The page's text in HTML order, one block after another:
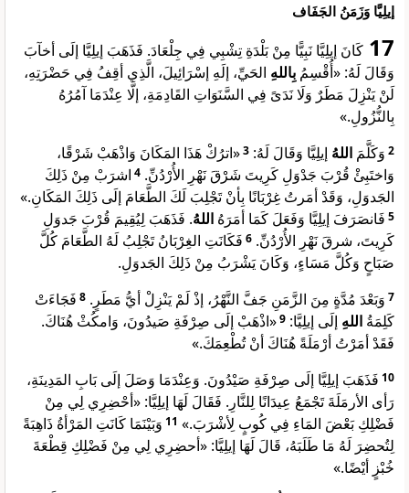
إيلِيَّا وَزَمَنُ الجَفَاف
17 كَانَ إيلِيَّا نَبِيًّا مِنْ بَلْدَةِ تِشْبِي فِي جِلْعَادَ. فَذَهَبَ إيلِيَّا إلَى أخآبَ
وَقَالَ لَهُ: «أُقْسِمُ بِاللهِ الحَيِّ، إلَهِ إسْرَائِيلَ، الَّذِي أقِفُ فِي حَضْرَتِهِ،
لَنْ يَنْزِلَ مَطَرٌ وَلَا نَدَىً فِي السَّنَوَاتِ القَادِمَةِ، إلَّا عِنْدَمَا آمُرُهُ
بِالنُّزُولِ.»
2 وَكَلَّمَ اللهُ إيلِيَّا وَقَالَ لَهُ: 3«اترُكْ هَذَا المَكَانَ وَاذْهَبْ شَرْقًا،
وَاختَبِئْ قُرْبَ جَدْوَلِ كَرِيتَ شَرْقَ نَهْرِ الأُرْدُنِّ. 4 اشرَبْ مِنْ ذَلِكَ
الجَدوَلِ، وَقَدْ أمَرتُ غِرْبَانًا بِأنْ تَجْلِبَ لَكَ الطَّعَامَ إلَى ذَلِكَ المَكَانِ.»
5 فَانصَرَفَ إيلِيَّا وَفَعَلَ كَمَا أمَرَهُ اللهُ. فَذَهَبَ لِيُقِيمَ قُرْبَ جَدوَلِ
كَرِيتَ، شرقَ نَهْرِ الأُرْدُنِّ. 6 فَكَانَتِ الغِرْبَانُ تَجْلِبُ لَهُ الطَّعَامَ كُلَّ
صَبَاحٍ وَكُلَّ مَسَاءٍ، وَكَانَ يَشْرَبُ مِنْ ذَلِكَ الجَدوَلِ.
7 وَبَعْدَ مُدَّةٍ مِنَ الزَّمَنِ جَفَّ النَّهْرُ، إذْ لَمْ يَنْزِلْ أيُّ مَطَرٍ. 8 فَجَاءَتْ
كَلِمَةُ اللهِ إلَى إيلِيَّا: 9«اذْهَبْ إلَى صِرْفَةِ صَيدُونَ، وَامكُثْ هُنَاكَ.
فَقَدْ أمَرْتُ أرْمَلَةً هُنَاكَ أنْ تُطْعِمَكَ.»
10 فَذَهَبَ إيلِيَّا إلَى صِرْفَةِ صَيْدُونَ. وَعِنْدَمَا وَصَلَ إلَى بَابِ المَدِينَةِ،
رَأى الأرمَلَةَ تَجْمَعُ عِيدَانًا لِلنَّارِ. فَقَالَ لَهَا إيلِيَّا: «أحْضِرِي لِي مِنْ
فَضْلِكِ بَعْضَ المَاءِ فِي كُوبٍ لِأشْرَبَ.» 11 وَبَيْنَمَا كَانَتِ المَرْأةُ ذَاهِبَةً
لِتُحضِرَ لَهُ مَا طَلَبَهُ، قَالَ لَهَا إيلِيَّا: «أحضِرِي لِي مِنْ فَضْلِكِ قِطْعَةَ
خُبْزٍ أيْضًا.»